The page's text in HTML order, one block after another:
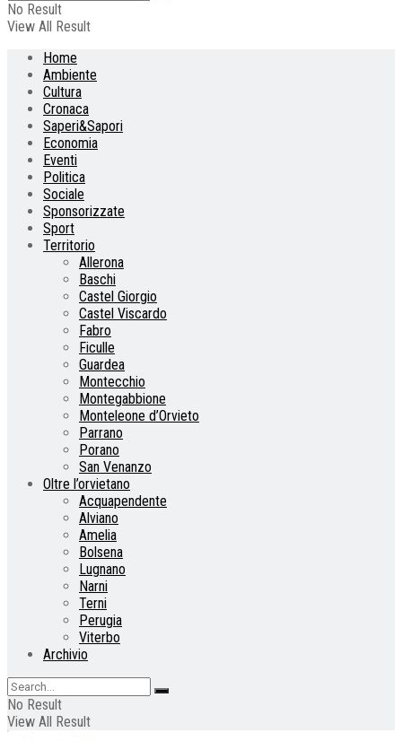
No Result
View All Result
Home
Ambiente
Cultura
Cronaca
Saperi&Sapori
Economia
Eventi
Politica
Sociale
Sponsorizzate
Sport
Territorio
Allerona
Baschi
Castel Giorgio
Castel Viscardo
Fabro
Ficulle
Guardea
Montecchio
Montegabbione
Monteleone d’Orvieto
Parrano
Porano
San Venanzo
Oltre l’orvietano
Acquapendente
Alviano
Amelia
Bolsena
Lugnano
Narni
Terni
Perugia
Viterbo
Archivio
No Result
View All Result